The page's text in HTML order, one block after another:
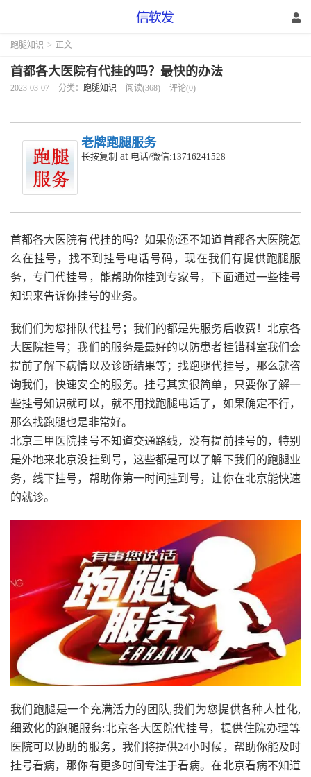
跑腿知识 > 正文
首都各大医院有代挂的吗？最快的办法
2023-03-07 分类： 跑腿知识 阅读(368) 评论(0)
老牌跑腿服务
长按复制 at 电话/微信:13716241528
首都各大医院有代挂的吗？如果你还不知道首都各大医院怎
么在挂号，找不到挂号电话号码，现在我们有提供跑腿服
务，专门代挂号，能帮助你挂到专家号，下面通过一些挂号
知识来告诉你挂号的业务。
我们们为您排队代挂号；我们的都是先服务后收费！北京各
大医院挂号；我们的服务是最好的以防患者挂错科室我们会
提前了解下病情以及诊断结果等；找跑腿代挂号，那么就咨
询我们，快速安全的服务。挂号其实很简单，只要你了解一
些挂号知识就可以，就不用找跑腿电话了，如果确定不行，
那么找跑腿也是非常好。
北京三甲医院挂号不知道交通路线，没有提前挂号的，特别
是外地来北京没挂到号，这些都是可以了解下我们的跑腿业
务，线下挂号，帮助你第一时间挂到号，让你在北京能快速
的就诊。
我们跑腿是一个充满活力的团队,我们为您提供各种人性化,
细致化的跑腿服务:北京各大医院代挂号，提供住院办理等
医院可以协助的服务，我们将提供24小时候，帮助你能及时
挂号看病，那你有更多时间专注于看病。在北京看病不知道